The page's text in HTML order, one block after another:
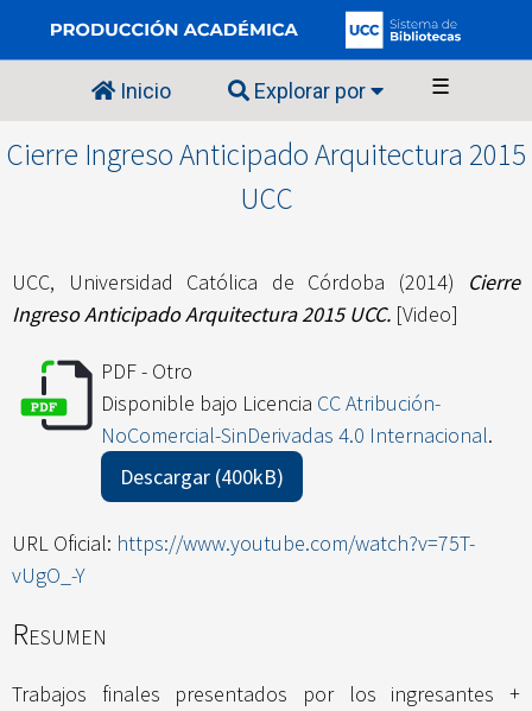
Inicio Explorar por ☰
Cierre Ingreso Anticipado Arquitectura 2015
UCC
UCC, Universidad Católica de Córdoba (2014) Cierre
Ingreso Anticipado Arquitectura 2015 UCC. [Video]
PDF - Otro
Disponible bajo Licencia CC Atribución-
NoComercial-SinDerivadas 4.0 Internacional.
Descargar (400kB)
URL Oficial: https://www.youtube.com/watch?v=75T-
vUgO_-Y
Resumen
Trabajos finales presentados por los ingresantes +